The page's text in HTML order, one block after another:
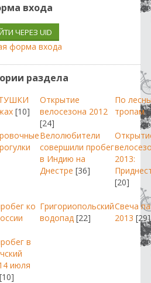
входа
ЧЕРЕЗ UID
форма входа
раздела
[10]
Открытие
велосезона 2012
[24]
По
тропам
Велолюбители
совершили пробег
в Индию на
Днестре [36]
2013:
[20]
ко Григориопольский
водопад [22]
Свеча
2013 [29]
в
июля
[10]